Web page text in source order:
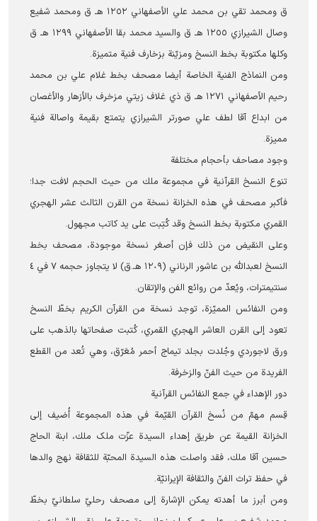
ق ومحمد تقي بن محمد علي الأصفهاني ١٢٥٢ هـ ق ومحمد شفيع
وصال الشيرازي ١٢٥٥ هـ ق والسيد محمد بقا الأصفهاني ١٢٩٩ هـ ق
وكلها مكتوبة بخط النسخ ومزيّنة بزخارف فنية متميزة.
ومن النماذج الفنية الخاصة أيضا مصحف بخط غلام علي بن محمد
رحيم الأصفهاني ١٢٧١ هـ ق ذي غلاف زيتي مزخرف بالأزهار والأغصان
من ابداع آقا لطف علي صورتر الشيرازي يتمتع بقيمة واصالة فنية
مميزة.
وجود مصاحف بأحجام مختلفة
تنوع النسخ القرآنية في مجموعة ملك من حيث الحجم لافت جدا؛
فأكبر مصحف في هذه الخزانة نسخة من القرن الثالث عشر الهجري
القمري مكتوبة بخط النسخ وقد كُتِبت على يد كاتب مجهول.
وعلی النقيض من ذلك فإن أصغر نسخة موجودة، مصحف بخط
النسخ لعبدالله بن عاشور الرناني (١٢٠٩ هـ.ق) لا يتجاوز حجمه ٧ في ٤
سنتيمترات، ويُعدّ من روائع الفن والإتقان.
ومن النفائس المميّزة، توجد نسخة من القرآن الکریم بخطّ النسخ
تعود إلى القرن العاشر الهجري القمري، كُتبت صفحاتها بالذهب على
ورق لاجوردي وجُلدت بجلد تيماج أحمر مُعَرّق، وهي تُعد من القطع
الفريدة من حيث الفنّ والزخرفة.
دور الإهداء في جمع النفائس القرآنية
قِسم مهمّ من نُسخ القرآن القيّمة في هذه المجموعة أُضيف إلى
الخزانة القیمة عن طريق إهداء السيدة عزّت ‌ملک ملك، ابنة الحاج
حسين آقا ملك، فقد واصلت هذه السيدة المحبّة للثقافة نهج والدها
في حفظ تراث الفنّ والثقافة الإيرانيّة.
ومن أبرز ما أهدته يمكن الإشارة إلى مصحف رحليّ سلطانيّ بخطّ